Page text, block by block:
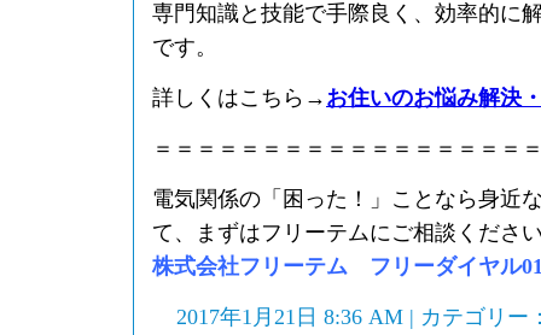
専門知識と技能で手際良く、効率的に
です。
詳しくはこちら→ お住いのお悩み解決
＝＝＝＝＝＝＝＝＝＝＝＝＝＝＝＝＝
電気関係の「困った！」ことなら身近
て、まずはフリーテムにご相談くださ
株式会社フリーテム フリーダイヤル
2017年1月21日 8:36 AM | カテゴリー